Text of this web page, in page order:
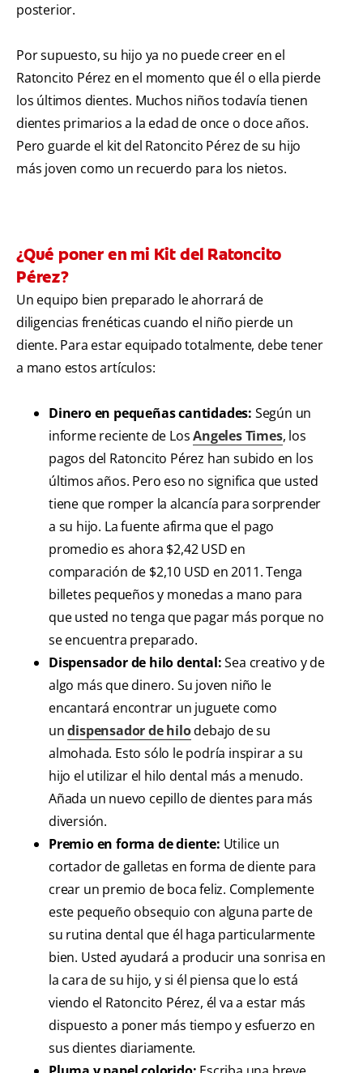
posterior.
Por supuesto, su hijo ya no puede creer en el
Ratoncito Pérez en el momento que él o ella pierde
los últimos dientes. Muchos niños todavía tienen
dientes primarios a la edad de once o doce años.
Pero guarde el kit del Ratoncito Pérez de su hijo
más joven como un recuerdo para los nietos.
¿Qué poner en mi Kit del Ratoncito
Pérez?
Un equipo bien preparado le ahorrará de
diligencias frenéticas cuando el niño pierde un
diente. Para estar equipado totalmente, debe tener
a mano estos artículos:
Dinero en pequeñas cantidades: Según un
informe reciente de LosAngeles Times, los
pagos del Ratoncito Pérez han subido en los
últimos años. Pero eso no significa que usted
tiene que romper la alcancía para sorprender
a su hijo. La fuente afirma que el pago
promedio es ahora $2,42 USD en
comparación de $2,10 USD en 2011. Tenga
billetes pequeños y monedas a mano para
que usted no tenga que pagar más porque no
se encuentra preparado.
Dispensador de hilo dental:Sea creativo y de
algo más que dinero. Su joven niño le
encantará encontrar un juguete como
undispensador de hilodebajo de su
almohada. Esto sólo le podría inspirar a su
hijo el utilizar el hilo dental más a menudo.
Añada un nuevo cepillo de dientes para más
diversión.
Premio en forma de diente: Utilice un
cortador de galletas en forma de diente para
crear un premio de boca feliz. Complemente
este pequeño obsequio con alguna parte de
su rutina dental que él haga particularmente
bien. Usted ayudará a producir una sonrisa en
la cara de su hijo, y si él piensa que lo está
viendo el Ratoncito Pérez, él va a estar más
dispuesto a poner más tiempo y esfuerzo en
sus dientes diariamente.